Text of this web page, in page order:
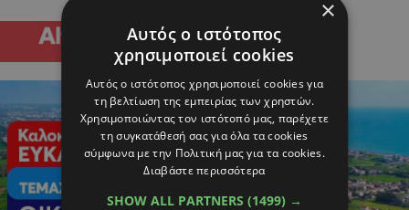
×
Αυτός ο ιστότοπος
χρησιμοποιεί cookies
Αυτός ο ιστότοπος χρησιμοποιεί cookies για
τη βελτίωση της εμπειρίας των χρηστών.
Χρησιμοποιώντας τον ιστότοπό μας, παρέχετε
τη συγκατάθεσή σας για όλα τα cookies
σύμφωνα με την Πολιτική μας για τα cookies.
Διαβάστε περισσότερα
SHOW ALL PARTNERS (1499) →